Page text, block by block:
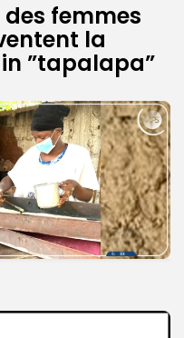
femmes
la
”tapalapa”